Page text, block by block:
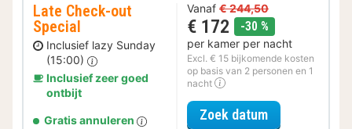
Late Check-out
Special
Inclusief lazy Sunday
(15:00)
Inclusief zeer goed
ontbijt
Gratis annuleren
Vanaf € 244,50
€ 172 -30 %
per kamer per nacht
Excl. € 15 bijkomende kosten
op basis van 2 personen en 1
nacht
Zoek datumvoor Late